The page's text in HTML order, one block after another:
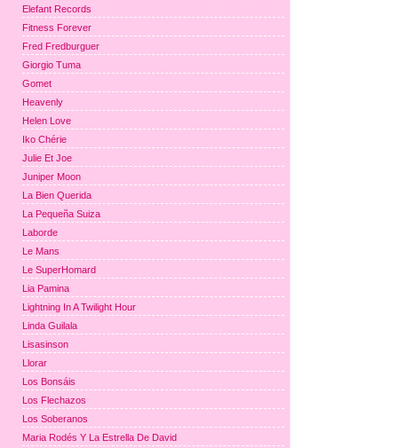
Elefant Records
Fitness Forever
Fred Fredburguer
Giorgio Tuma
Gomet
Heavenly
Helen Love
Iko Chérie
Julie Et Joe
Juniper Moon
La Bien Querida
La Pequeña Suiza
Laborde
Le Mans
Le SuperHomard
Lia Pamina
Lightning In A Twilight Hour
Linda Guilala
Lisasinson
Llorar
Los Bonsáis
Los Flechazos
Los Soberanos
Maria Rodés Y La Estrella De David